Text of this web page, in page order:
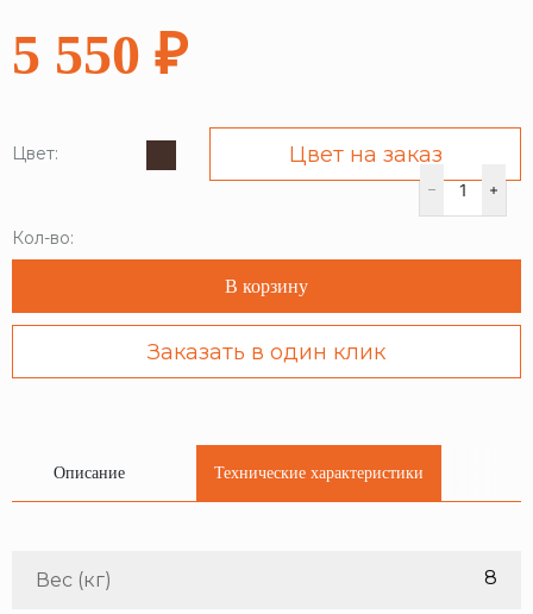
5 550 ₽
Цвет: Цвет на заказ
Кол-во:
В корзину
Заказать в один клик
Описание Технические характеристики
Вес (кг) 8